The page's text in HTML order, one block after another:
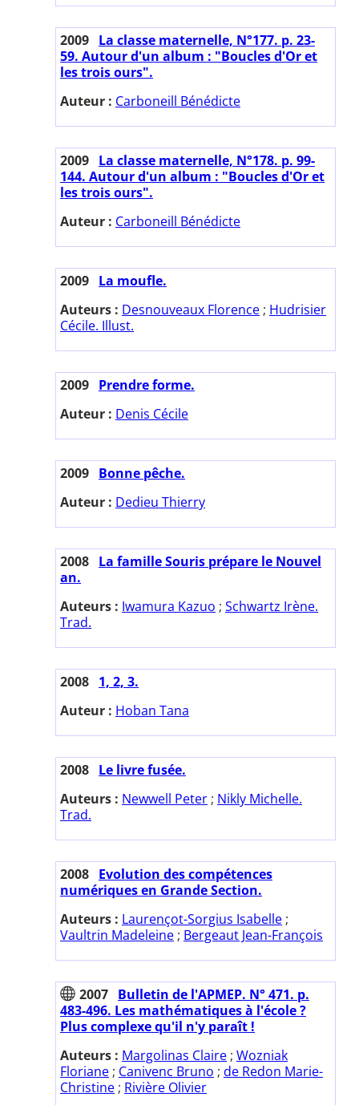
2009 La classe maternelle, N°177. p. 23-
59. Autour d'un album : "Boucles d'Or et
les trois ours".
Auteur : Carboneill Bénédicte
2009 La classe maternelle, N°178. p. 99-
144. Autour d'un album : "Boucles d'Or et
les trois ours".
Auteur : Carboneill Bénédicte
2009 La moufle.
Auteurs : Desnouveaux Florence ; Hudrisier
Cécile. Illust.
2009 Prendre forme.
Auteur : Denis Cécile
2009 Bonne pêche.
Auteur : Dedieu Thierry
2008 La famille Souris prépare le Nouvel
an.
Auteurs : Iwamura Kazuo ; Schwartz Irène.
Trad.
2008 1, 2, 3.
Auteur : Hoban Tana
2008 Le livre fusée.
Auteurs : Newwell Peter ; Nikly Michelle.
Trad.
2008 Evolution des compétences
numériques en Grande Section.
Auteurs : Laurençot-Sorgius Isabelle ;
Vaultrin Madeleine ; Bergeaut Jean-François
2007 Bulletin de l'APMEP. N° 471. p.
483-496. Les mathématiques à l'école ?
Plus complexe qu'il n'y paraît !
Auteurs : Margolinas Claire ; Wozniak
Floriane ; Canivenc Bruno ; de Redon Marie-
Christine ; Rivière Olivier